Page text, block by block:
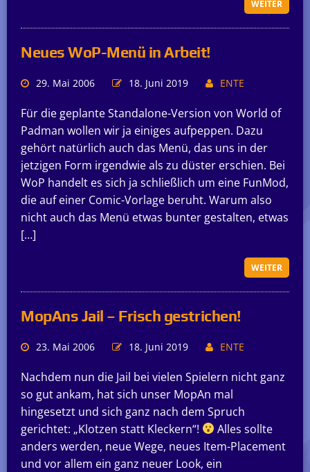
WEITER
Neues WoP-Menü in Arbeit!
29. Mai 2006 18. Juni 2019 ENTE
Für die geplante Standalone-Version von World of
Padman wollen wir ja einiges aufpeppen. Dazu
gehört natürlich auch das Menü, das uns in der
jetzigen Form irgendwie als zu düster erschien. Bei
WoP handelt es sich ja schließlich um eine FunMod,
die auf einer Comic-Vorlage beruht. Warum also
nicht auch das Menü etwas bunter gestalten, etwas
[…]
WEITER
MopAns Jail – Frisch gestrichen!
23. Mai 2006 18. Juni 2019 ENTE
Nachdem nun die Jail bei vielen Spielern nicht ganz
so gut ankam, hat sich unser MopAn mal
hingesetzt und sich ganz nach dem Spruch
gerichtet: „Klotzen statt Kleckern“!
Alles sollte
anders werden, neue Wege, neues Item-Placement
und vor allem ein ganz neuer Look, ein